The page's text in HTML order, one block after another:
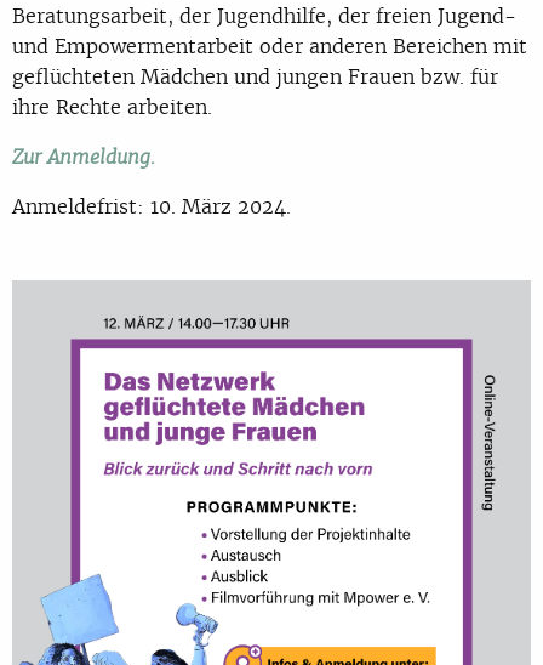
Beratungsarbeit, der Jugendhilfe, der freien Jugend-
und Empowermentarbeit oder anderen Bereichen mit
geflüchteten Mädchen und jungen Frauen bzw. für
ihre Rechte arbeiten.
Zur Anmeldung.
Anmeldefrist: 10. März 2024.